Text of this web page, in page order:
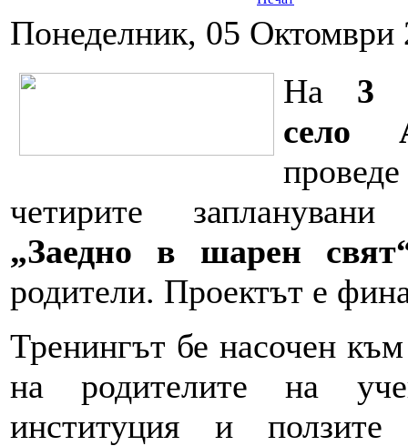
Понеделник, 05 Октомври
На 3
село
четирите
„Заедно в шарен
родители. Проектът е
Тренингът бе насочен
на родителите на
институция и